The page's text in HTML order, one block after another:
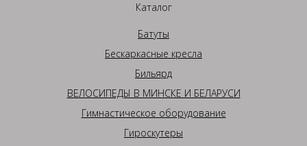
Каталог
Батуты
Бескаркасные кресла
Бильярд
ВЕЛОСИПЕДЫ В МИНСКЕ И БЕЛАРУСИ
Гимнастическое оборудование
Гироскутеры